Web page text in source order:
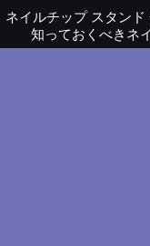
ネイルチップ スタン
知っておくべきネ